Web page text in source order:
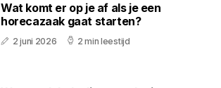
Wat komt er op je af als je een
horecazaak gaat starten?
2 juni 2026 2 min leestijd